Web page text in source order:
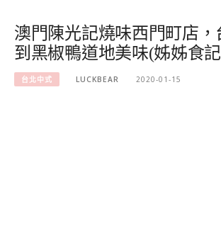
澳門陳光記燒味西門町店，
到黑椒鴨道地美味(姊姊食
台北中式 LUCKBEAR 2020-01-15